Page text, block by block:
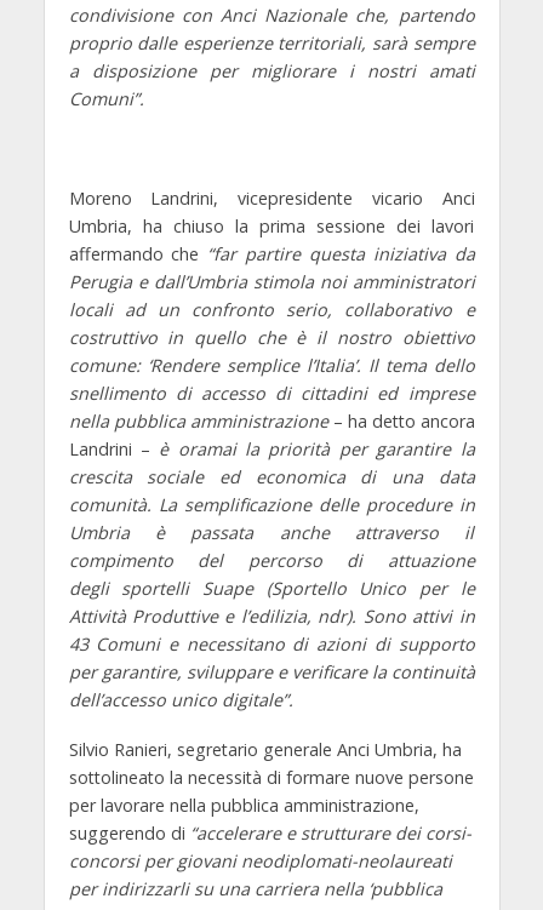
condivisione con Anci Nazionale che, partendo
proprio dalle esperienze territoriali, sarà sempre
a disposizione per migliorare i nostri amati
Comuni”.
Moreno Landrini, vicepresidente vicario Anci
Umbria, ha chiuso la prima sessione dei lavori
affermando che “far partire questa iniziativa da
Perugia e dall’Umbria stimola noi amministratori
locali ad un confronto serio, collaborativo e
costruttivo in quello che è il nostro obiettivo
comune: ‘Rendere semplice l’Italia’. Il tema dello
snellimento di accesso di cittadini ed imprese
nella pubblica amministrazione – ha detto ancora
Landrini – è oramai la priorità per garantire la
crescita sociale ed economica di una data
comunità. La semplificazione delle procedure in
Umbria è passata anche attraverso il
compimento del percorso di attuazione
degli sportelli Suape (Sportello Unico per le
Attività Produttive e l’edilizia, ndr). Sono attivi in
43 Comunie necessitano di azioni di supporto
per garantire, sviluppare e verificare la continuità
dell’accesso unico digitale”.
Silvio Ranieri, segretario generale Anci Umbria, ha
sottolineato la necessità di formare nuove persone
per lavorare nella pubblica amministrazione,
suggerendo di “accelerare e strutturare dei corsi-
concorsi per giovani neodiplomati-neolaureati
per indirizzarli su una carriera nella ‘pubblica